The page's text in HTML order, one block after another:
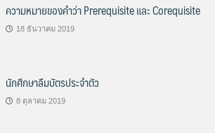
ความหมายของคำว่า Prerequisite และ Corequisite
18 ธันวาคม 2019
นักศึกษาลืมบัตรประจำตัว
8 ตุลาคม 2019